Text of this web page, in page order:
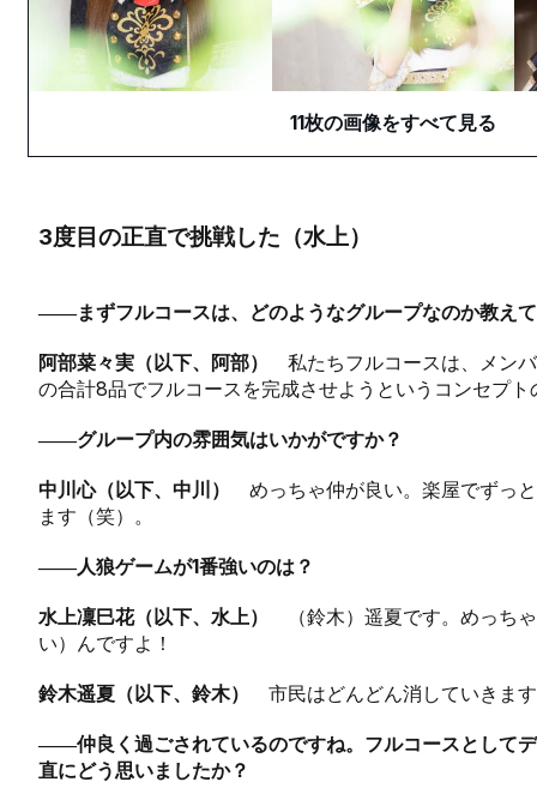
11枚の画像をすべて見る
3度目の正直で挑戦した（水上）
――まずフルコースは、どのようなグループなのか教え
阿部菜々実（以下、阿部） 私たちフルコースは、メン
の合計8品でフルコースを完成させようというコンセプト
――グループ内の雰囲気はいかがですか？
中川心（以下、中川） めっちゃ仲が良い。楽屋でずっ
ます（笑）。
――人狼ゲームが1番強いのは？
水上凜巳花（以下、水上）
（鈴木）遥夏です。めっち
い）んですよ！
鈴木遥夏（以下、鈴木） 市民はどんどん消していきま
――仲良く過ごされているのですね。フルコースとして
直にどう思いましたか？